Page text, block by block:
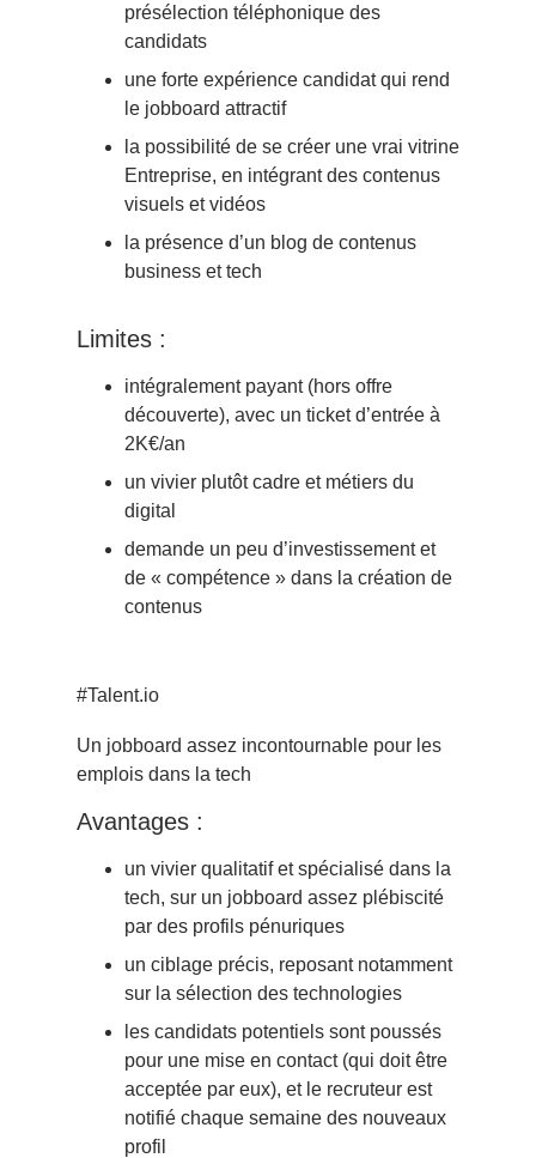
présélection téléphonique des
candidats
une forte expérience candidat qui rend
le jobboard attractif
la possibilité de se créer une vrai vitrine
Entreprise, en intégrant des contenus
visuels et vidéos
la présence d’un blog de contenus
business et tech
Limites :
intégralement payant (hors offre
découverte), avec un ticket d’entrée à
2K€/an
un vivier plutôt cadre et métiers du
digital
demande un peu d’investissement et
de « compétence » dans la création de
contenus
#Talent.io
Un jobboard assez incontournable pour les
emplois dans la tech
Avantages :
un vivier qualitatif et spécialisé dans la
tech, sur un jobboard assez plébiscité
par des profils pénuriques
un ciblage précis, reposant notamment
sur la sélection des technologies
les candidats potentiels sont poussés
pour une mise en contact (qui doit être
acceptée par eux), et le recruteur est
notifié chaque semaine des nouveaux
profil